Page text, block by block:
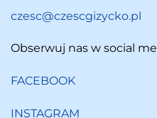
czesc@czescgizycko.pl
Obserwuj nas w social
FACEBOOK
INSTAGRAM